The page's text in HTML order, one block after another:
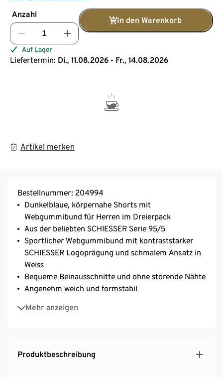
Anzahl
In den Warenkorb
Auf Lager
Liefertermin: Di., 11.08.2026 - Fr., 14.08.2026
Artikel merken
Bestellnummer: 204994
Dunkelblaue, körpernahe Shorts mit
Webgummibund für Herren im Dreierpack
Aus der beliebten SCHIESSER Serie 95/5
Sportlicher Webgummibund mit kontraststarker
SCHIESSER Logoprägung und schmalem Ansatz in
Weiss
Bequeme Beinausschnitte und ohne störende Nähte
Angenehm weich und formstabil
Mehr anzeigen
Perfekter Sitz durch elastische Single-Jersey-
Produktbeschreibung